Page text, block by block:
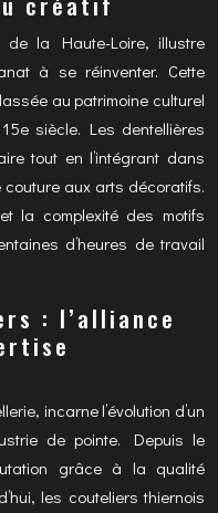
de la Haute-Loire, illustre
à se réinventer. Cette
au patrimoine culturel
15e siècle. Les dentellières
tout en l’intégrant dans
aux arts décoratifs.
la complexité des motifs
d’heures de travail
: l’alliance
incarne l’évolution d’un
de pointe. Depuis le
grâce à la qualité
les couteliers thiernois